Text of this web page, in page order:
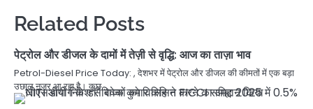
Related Posts
पेट्रोल और डीजल के दामों में तेज़ी से वृद्धि: आज का ताज़ा भाव
Petrol-Diesel Price Today: , देशभर में पेट्रोल और डीजल की कीमतों में एक बड़ा
उछाल नजर आ रहा है। कुछ…